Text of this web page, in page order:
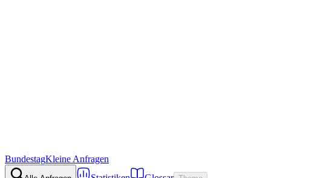
BundestagKleine Anfragen